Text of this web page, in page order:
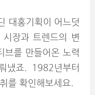
대홍기획이 어느덧
장과 트렌드의 변
브를 만들어온 노력
냈죠. 1982년부터
를 확인해보세요.